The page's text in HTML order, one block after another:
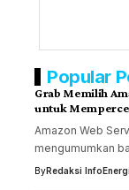
Popular
Grab Memilih
untuk
Amazon Web
mengumumkan
ByRedaksi InfoEnergi